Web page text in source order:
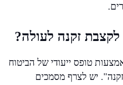
זקנה לעולה?
טופס ייעודי של הביטוח
יש לצרף מסמכים